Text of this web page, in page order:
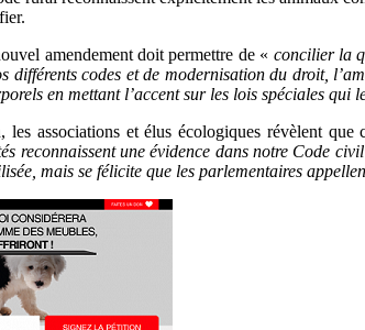
amendement doit permettre de « concilier la
différents codes et de modernisation du droit,
en mettant l’accent sur les lois spéciales qui
les associations et élus écologiques révèlent que
reconnaissent une évidence dans notre Code
mais se félicite que les parlementaires